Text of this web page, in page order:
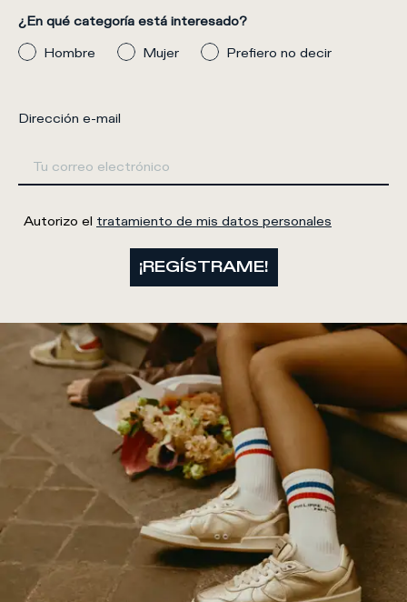
¿En qué categoría está interesado?
Hombre
Mujer Prefiero no decir
Dirección e-mail
Autorizo el tratamiento de mis datos personales
¡REGÍSTRAME!